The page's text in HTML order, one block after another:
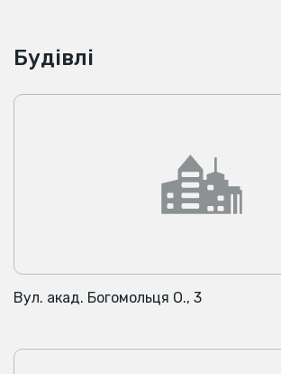
Будівлі
Вул. акад. Богомольця О., 3